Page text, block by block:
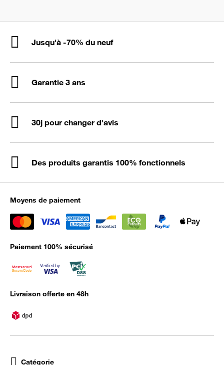
Jusqu'à -70% du neuf
Garantie 3 ans
30j pour changer d'avis
Des produits garantis 100% fonctionnels
Moyens de paiement
Paiement 100% sécurisé
Livraison offerte en 48h
Catégorie